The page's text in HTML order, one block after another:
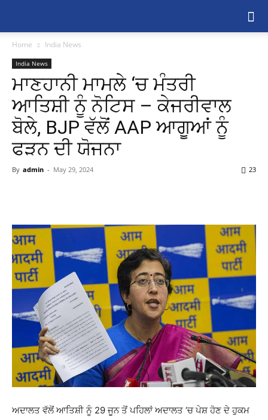
Home India News
India News
ਮਾਣਹਾਨੀ ਮਾਮਲੇ ‘ਚ ਮੰਤਰੀ
ਆਤਿਸ਼ੀ ਨੂੰ ਨੋਟਿਸ – ਕੇਜਰੀਵਾਲ
ਬੋਲੇ, BJP ਵੱਲੋਂ AAP ਆਗੂਆਂ ਨੂੰ
ਫੜਨ ਦੀ ਯੋਜਨਾ
By admin - May 29, 2024 23
ਅਦਾਲਤ ਵੱਲੋਂ ਆਤਿਸ਼ੀ ਨੂੰ 29 ਜੂਨ ਤੋਂ ਪਹਿਲਾਂ ਅਦਾਲਤ ‘ਚ ਪੇਸ਼ ਹੋਣ ਦੇ ਹੁਕਮ